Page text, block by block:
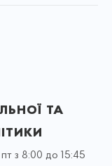
та
з 8:00 до 15:45